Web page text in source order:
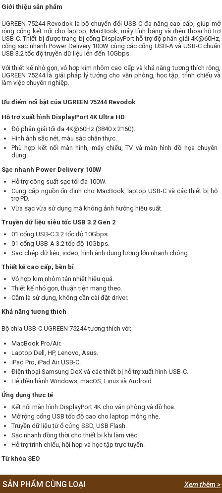
Giới thiệu sản phẩm
UGREEN 75244 Revodok là bộ chuyển đổi USB-C đa năng cao cấp, giúp mở
rộng cổng kết nối cho laptop, MacBook, máy tính bảng và điện thoại hỗ trợ
USB-C. Thiết bị được trang bị cổng DisplayPort hỗ trợ độ phân giải 4K@60Hz,
cổng sạc nhanh Power Delivery 100W cùng các cổng USB-A và USB-C chuẩn
USB 3.2 tốc độ truyền dữ liệu lên đến 10Gbps.
Với thiết kế nhỏ gọn, vỏ hợp kim nhôm cao cấp và khả năng tương thích rộng,
UGREEN 75244 là giải pháp lý tưởng cho văn phòng, học tập, trình chiếu và
làm việc chuyên nghiệp.
Ưu điểm nổi bật của UGREEN 75244 Revodok
Hỗ trợ xuất hình DisplayPort 4K Ultra HD
Độ phân giải tối đa 4K@60Hz (3840 x 2160).
Hình ảnh sắc nét, màu sắc chân thực.
Phù hợp kết nối màn hình, máy chiếu, TV và màn hình đồ họa chuyên
dụng.
Sạc nhanh Power Delivery 100W
Hỗ trợ công suất sạc tối đa 100W.
Cung cấp nguồn ổn định cho MacBook, laptop USB-C và các thiết bị hỗ
trợ PD.
Vừa sạc vừa sử dụng mà không ảnh hưởng hiệu suất.
Truyền dữ liệu siêu tốc USB 3.2 Gen 2
01 cổng USB-C 3.2 tốc độ 10Gbps.
01 cổng USB-A 3.2 tốc độ 10Gbps.
Sao chép dữ liệu, video, hình ảnh dung lượng lớn nhanh chóng.
Thiết kế cao cấp, bền bỉ
Vỏ hợp kim nhôm tản nhiệt hiệu quả.
Thiết kế nhỏ gọn, thuận tiện mang theo.
Cắm là sử dụng, không cần cài đặt driver.
Khả năng tương thích
Bộ chia USB-C UGREEN 75244 tương thích với:
MacBook Pro/Air.
Laptop Dell, HP, Lenovo, Asus.
iPad Pro, iPad Air USB-C.
Điện thoại Samsung DeX và các thiết bị hỗ trợ xuất hình USB-C.
Hệ điều hành Windows, macOS, Linux và Android.
Ứng dụng thực tế
Kết nối màn hình DisplayPort 4K cho văn phòng và đồ họa.
Mở rộng cổng USB tốc độ cao cho laptop mỏng nhẹ.
Truyền dữ liệu từ ổ cứng SSD, USB Flash.
Sạc nhanh đồng thời cho thiết bị khi làm việc.
Hỗ trợ trình chiếu, hội họp và học tập trực tuyến.
Từ khóa SEO
Xem thêm >
SẢN PHẨM CÙNG LOẠI